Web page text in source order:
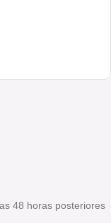
48 horas posteriores